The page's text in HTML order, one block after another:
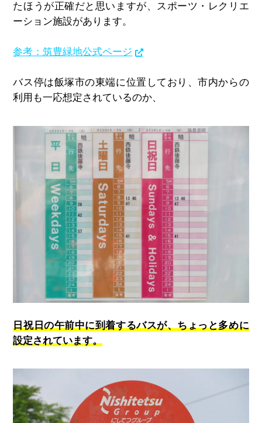
たほうが正確だと思いますが、スポーツ・レクリエ
ーション施設があります。
参考：筑豊緑地公式ページ
バス停は飯塚市の東端に位置しており、市内からの
利用も一応想定されているのか、
日祝日の午前中に到着するバスが、ちょっと多めに
設定されています。